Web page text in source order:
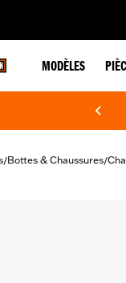
MODÈLES
/Bottes & Chaussures/